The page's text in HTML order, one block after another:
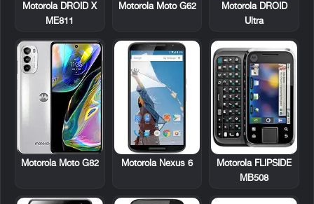
Motorola DROID
Ultra
Motorola Moto G62
Motorola DROID X
ME811
Motorola FLIPSIDE
MB508
Motorola Nexus 6
Motorola Moto G82